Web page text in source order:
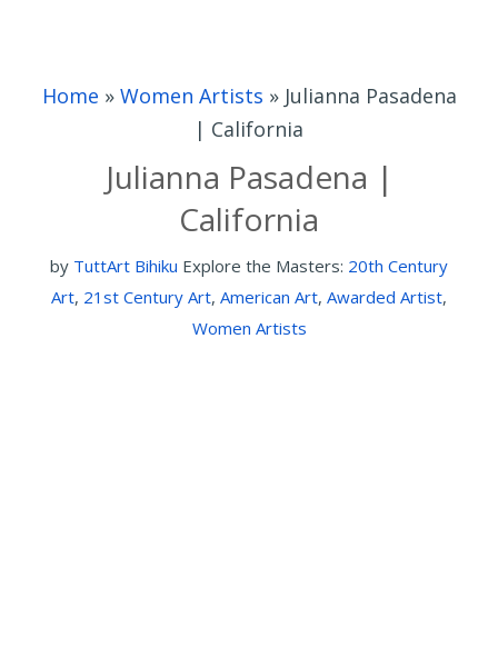
Home » Women Artists » Julianna Pasadena
| California
Julianna Pasadena |
California
by TuttArt Bihiku Explore the Masters: 20th Century
Art, 21st Century Art, American Art, Awarded Artist,
Women Artists